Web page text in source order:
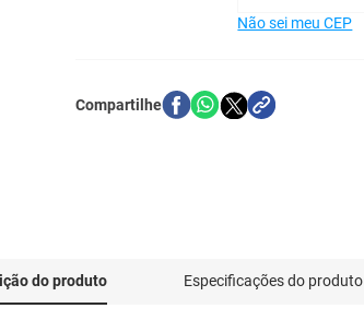
Não sei meu CEP
do produto Especificações do produto